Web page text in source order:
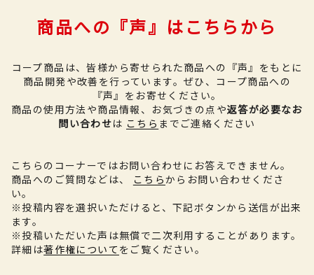
商品への『声』はこちらから
コープ商品は、皆様から寄せられた商品への『声』をもとに
商品開発や改善を行っています。 ぜひ、コープ商品への
『声』をお寄せください。
商品の使用方法や商品情報、お気づきの点や返答が必要なお
問い合わせは こちら までご連絡ください
こちらのコーナーではお問い合わせにお答えできません。
商品へのご質問などは、
こちらからお問い合わせくださ
い。
※投稿内容を選択いただけると、下記ボタンから送信が出来
ます。
※投稿いただいた声は無償で二次利用することがあります。
詳細は著作権について をご覧ください。